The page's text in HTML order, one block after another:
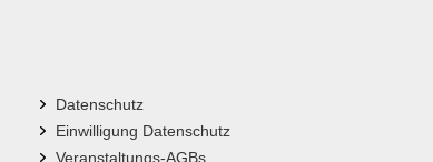
Datenschutz
Einwilligung Datenschutz
Veranstaltungs-AGBs